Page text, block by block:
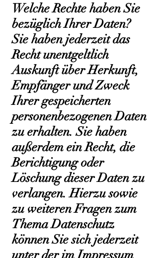
Welche Rechte haben Sie
bezüglich Ihrer Daten?
Sie haben jederzeit das
Recht unentgeltlich
Auskunft über Herkunft,
Empfänger und Zweck
Ihrer gespeicherten
personenbezogenen Daten
zu erhalten. Sie haben
außerdem ein Recht, die
Berichtigung oder
Löschung dieser Daten zu
verlangen. Hierzu sowie
zu weiteren Fragen zum
Thema Datenschutz
können Sie sich jederzeit
unter der im Impressum